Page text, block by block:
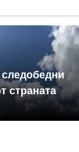
страната